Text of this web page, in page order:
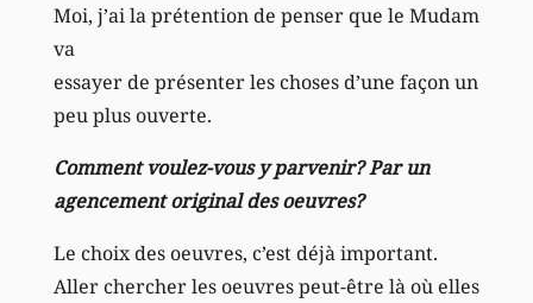
Moi, j’ai la prétention de penser que le Mudam
va
essayer de présenter les choses d’une façon un
peu plus ouverte.
Comment voulez-vous y parvenir? Par un
agencement original des oeuvres?
Le choix des oeuvres, c’est déjà important.
Aller chercher les oeuvres peut-être là où elles